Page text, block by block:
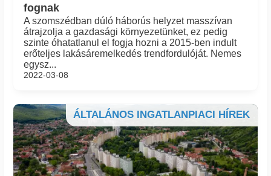
fognak
A szomszédban dúló háborús helyzet masszívan
átrajzolja a gazdasági környezetünket, ez pedig
szinte óhatatlanul el fogja hozni a 2015-ben indult
erőteljes lakásáremelkedés trendfordulóját. Nemes
egysz...
2022-03-08
ÁLTALÁNOS INGATLANPIACI HÍREK